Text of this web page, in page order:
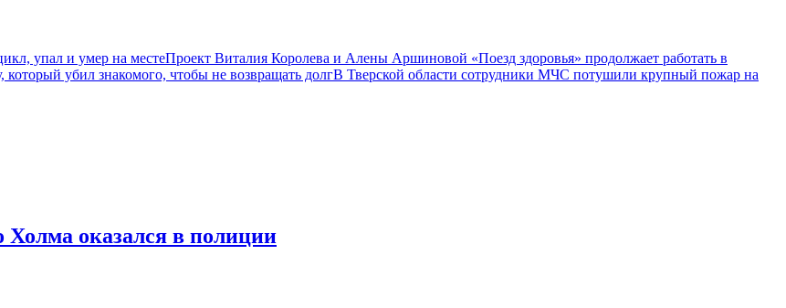
упал и умер на местеПроект Виталия Королева и Алены Аршиновой «Поезд здоровья» продолжает работать в
убил знакомого, чтобы не возвращать долгВ Тверской области сотрудники МЧС потушили крупный пожар на
Холма оказался в полиции